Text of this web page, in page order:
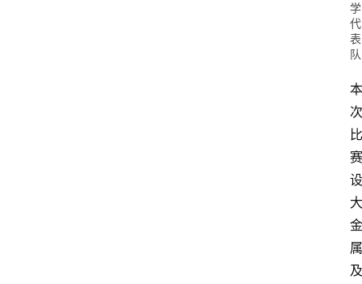
学
代
表
队
本
次
比
赛
设
大
金
属
及